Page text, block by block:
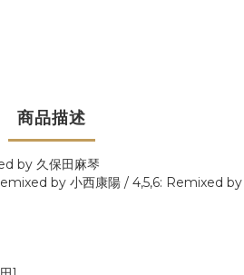
商品描述
by 久保田麻琴
by 小西康陽 / 4,5,6: Remixed by